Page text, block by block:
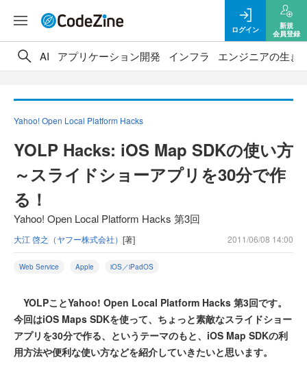
ログイン
新規
会員登録
AI アプリケーション開発 インフラ エンジニアの生き
Yahoo! Open Local Platform Hacks
YOLP Hacks: iOS Map SDKの使い方
～スライドショーアプリを30分で作
る！
Yahoo! Open Local Platform Hacks 第3回
大江 啓之（ヤフー株式会社） [著] 2011/06/08 14:00
Web Service Apple iOS／iPadOS
YOLPことYahoo! Open Local Platform Hacks 第3回です。
今回はiOS Maps SDKを使って、ちょっと素敵なスライドショー
アプリを30分で作る、というテーマのもと、iOS Map SDKの利
用方法や便利な使い方などを紹介していきたいと思います。